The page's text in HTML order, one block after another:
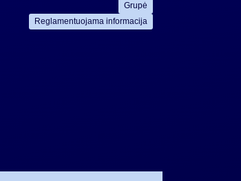
27,4 proc. iki 225,9 mln.
Grupė
Reglamentuojama informacija